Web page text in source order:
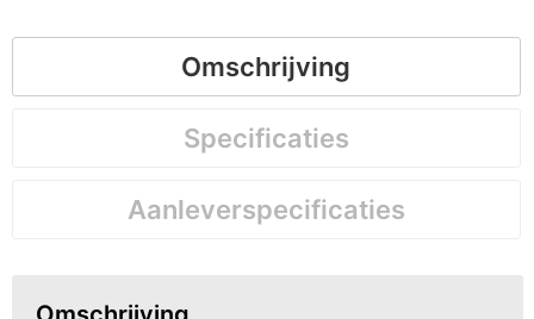
Omschrijving
Specificaties
Aanleverspecificaties